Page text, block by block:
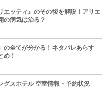
エッティ』のその後を解説！アリエ
の病気は治る？
の全てが分かる！ネタバレあらす
め！
グスホテル 空室情報・予約状況